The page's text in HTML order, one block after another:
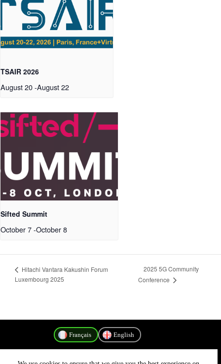
TSAIR 2026
August 20-August 22
Sifted Summit
October 7-October 8
Hitachi Vantara Kakushin Forum
Luxembourg 2025
2025 5G Community
Conference
Français English